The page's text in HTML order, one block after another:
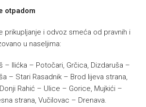
otpadom
prikupljanje i odvoz smeća od pravnih i
u naseljima:
– Ilićka – Potočari, Grčica, Dizdaruša –
– Stari Rasadnik – Brod lijeva strana,
Rahić – Ulice – Gorice, Mujkići –
strana, Vučilovac – Drenava.